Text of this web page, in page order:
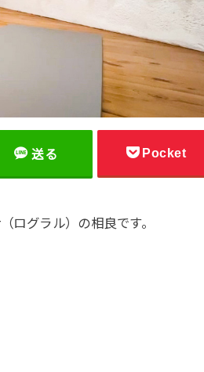
送る Pocket
ログラル）の相良です。